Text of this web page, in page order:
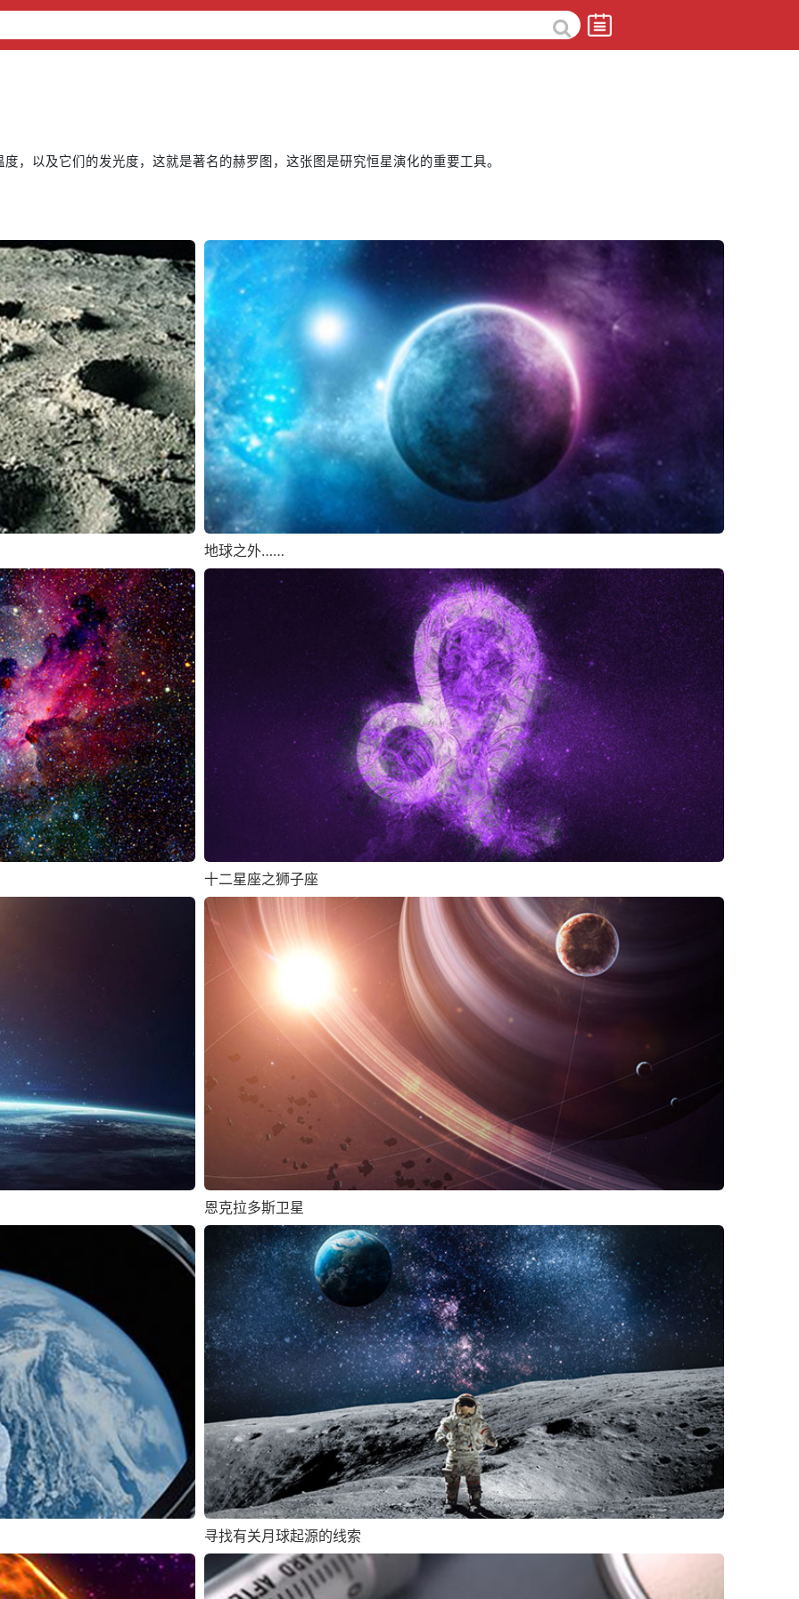
，以及它们的发光度，这就是著名的赫罗图，这张图是研究恒星演化的重要工具。
地球之外……
十二星座之狮子座
恩克拉多斯卫星
寻找有关月球起源的线索